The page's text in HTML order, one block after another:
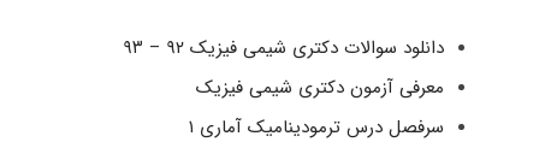
دانلود سوالات دکتری شیمی فیزیک ۹۲ – ۹۳
معرفی آزمون دکتری شیمی فیزیک
سرفصل درس ترمودینامیک آماری ۱